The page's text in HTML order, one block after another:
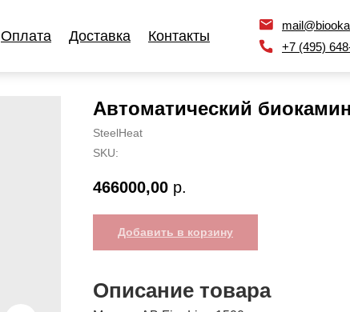
Доставка Контакты
Оплата
+7 (495)
Доставка Контакты
Оплата
+7 (495)
Автоматический
SteelHeat
SKU:
466000,00 р.
Добавить в корзину
Описание товара